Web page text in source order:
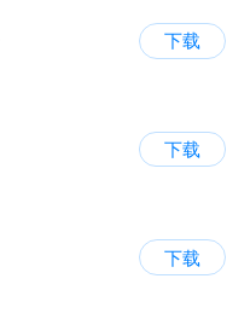
下载
下载
下载